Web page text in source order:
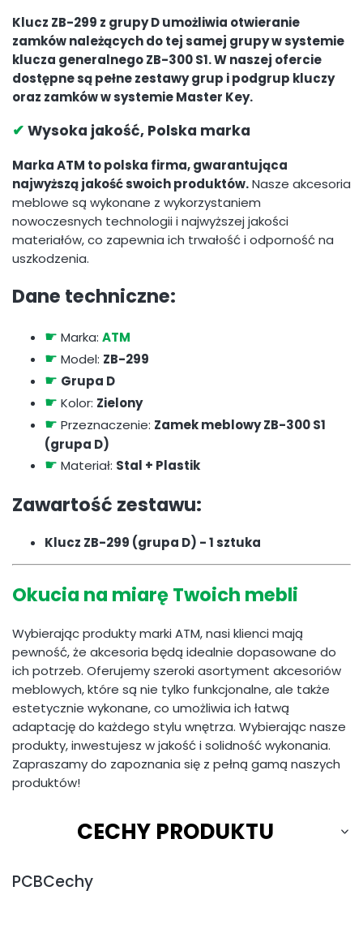
Klucz ZB-299 z grupy D umożliwia otwieranie
zamków należących do tej samej grupy w systemie
klucza generalnego ZB-300 S1. W naszej ofercie
dostępne są pełne zestawy grup i podgrup kluczy
oraz zamków w systemie Master Key.
✔ Wysoka jakość, Polska marka
Marka ATM to polska firma, gwarantująca
najwyższą jakość swoich produktów.Nasze akcesoria
meblowe są wykonane z wykorzystaniem
nowoczesnych technologii i najwyższej jakości
materiałów, co zapewnia ich trwałość i odporność na
uszkodzenia.
Dane techniczne:
☛ Marka: ATM
☛ Model: ZB-299
☛ Grupa D
☛ Kolor: Zielony
☛ Przeznaczenie: Zamek meblowy ZB-300 S1
(grupa D)
☛ Materiał: Stal + Plastik
Zawartość zestawu:
Klucz ZB-299 (grupa D) - 1 sztuka
Okucia na miarę Twoich mebli
Wybierając produkty marki ATM, nasi klienci mają
pewność, że akcesoria będą idealnie dopasowane do
ich potrzeb. Oferujemy szeroki asortyment akcesoriów
meblowych, które są nie tylko funkcjonalne, ale także
estetycznie wykonane, co umożliwia ich łatwą
adaptację do każdego stylu wnętrza. Wybierając nasze
produkty, inwestujesz w jakość i solidność wykonania.
Zapraszamy do zapoznania się z pełną gamą naszych
produktów!
CECHY PRODUKTU
PCBCechy